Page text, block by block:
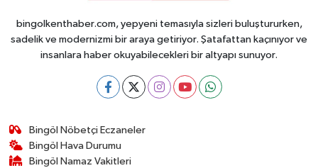
bingolkenthaber.com, yepyeni temasıyla sizleri buluştururken,
sadelik ve modernizmi bir araya getiriyor. Şatafattan kaçınıyor ve
insanlara haber okuyabilecekleri bir altyapı sunuyor.
Bingöl Nöbetçi Eczaneler
Bingöl Hava Durumu
Bingöl Namaz Vakitleri